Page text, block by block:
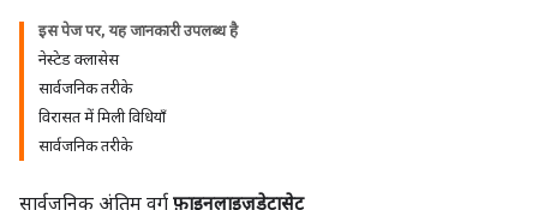
इस पेज पर, यह जानकारी उपलब्ध है
नेस्टेड क्लासेस
सार्वजनिक तरीके
विरासत में मिली विधियाँ
सार्वजनिक तरीके
सार्वजनिक अंतिम वर्ग फ़ाइनलाइज़डेटासेट